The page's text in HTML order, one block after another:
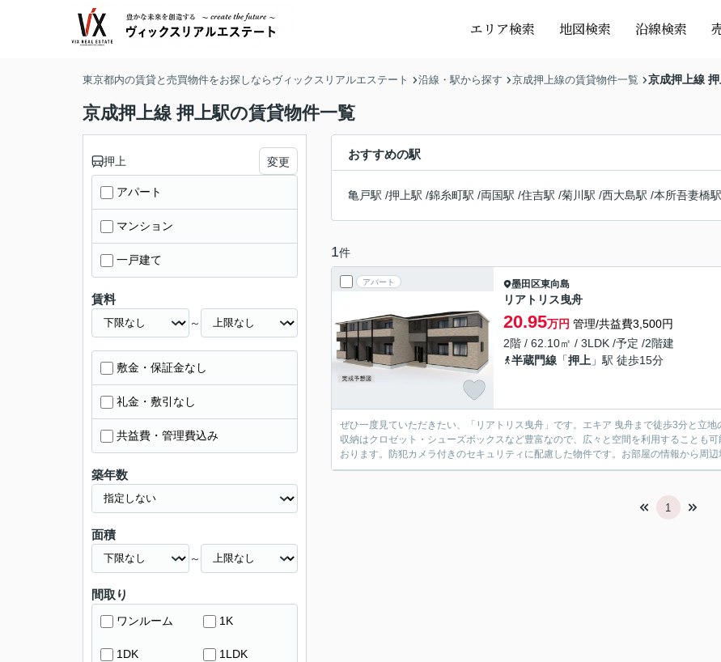
エリア検索 地図検索 沿線検索
東京都内の賃貸と売買物件をお探しならヴィックスリアルエステート 沿線・駅から探す 京成押上線の賃貸物件一覧 京成押上線
京成押上線 押上駅の賃貸物件一覧
おすすめの駅
亀戸駅 /押上駅 /錦糸町駅 /両国駅 /住吉駅 /菊川駅 /西大島駅 /本所吾妻橋駅
1件
アパート 墨田区東向島
リアトリス曳舟
20.95万円 管理/共益費3,500円
2階 / 62.10㎡ / 3LDK /予定 /2階建
半蔵門線 「押上 」駅 徒歩15分
ぜひ一度見ていただきたい、「リアトリス曳舟」です。エキア 曳舟まで徒歩3分と立
収納はクロゼット・シューズボックスなど豊富なので、広々と空間を利用することも
おります。防犯カメラ付きのセキュリティに配慮した物件です。お部屋の情報から周
1
押上 変更
アパート
マンション
一戸建て
賃料
～
敷金・保証金なし
礼金・敷引なし
共益費・管理費込み
築年数
面積
～
間取り
ワンルーム 1K
1DK 1LDK